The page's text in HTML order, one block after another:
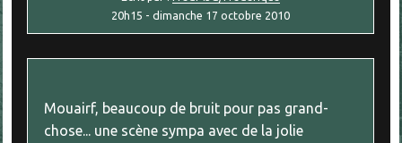
20h15 -dimanche 17 octobre 2010
Mouairf, beaucoup de bruit pour pas grand-
chose... une scène sympa avec de la jolie